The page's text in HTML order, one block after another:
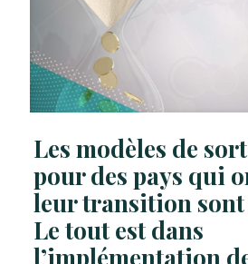
Les modèles de
pour des pays qui
leur transition sont
Le tout est dans
l’implémentation